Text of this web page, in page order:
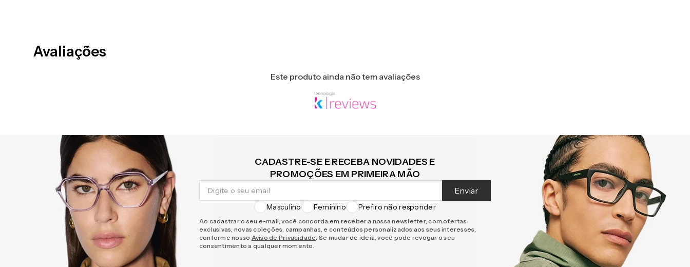
Avaliações
Este produto ainda não tem avaliações
CADASTRE-SE E RECEBA NOVIDADES E
PROMOÇÕES EM PRIMEIRA MÃO
Enviar
Masculino Feminino Prefiro não responder
Ao cadastrar o seu e-mail, você concorda em receber a nossa newsletter, com ofertas
exclusivas, novas coleções, campanhas, e conteúdos personalizados aos seus interesses,
conforme nosso Aviso de Privacidade. Se mudar de ideia, você pode revogar o seu
consentimento a qualquer momento.